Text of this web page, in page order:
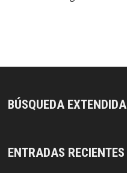
BÚSQUEDA EXTENDIDA
ENTRADAS RECIENTES